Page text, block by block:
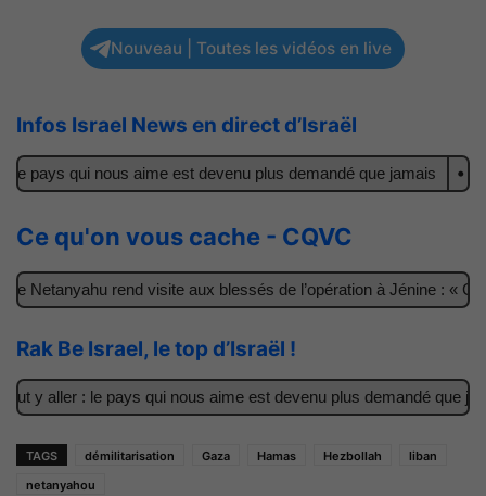
Nouveau | Toutes les vidéos en live
Infos Israel News en direct d’Israël
qui nous aime est devenu plus demandé que jamais Il
Ce qu'on vous cache - CQVC
rend visite aux blessés de l’opération à Jénine : « Ces
Rak Be Israel, le top d’Israël !
aller : le pays qui nous aime est devenu plus demandé que jamais
TAGS démilitarisation Gaza Hamas Hezbollah
liban
netanyahou